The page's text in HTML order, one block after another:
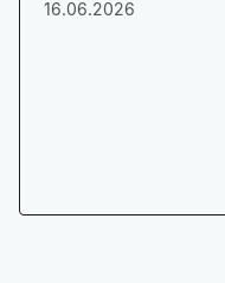
16.06.2026